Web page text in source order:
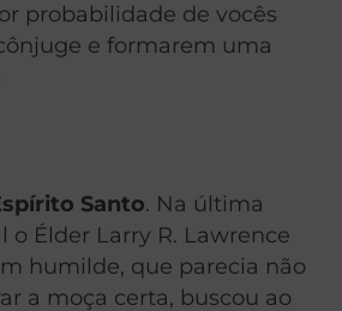
probabilidade de vocês
e formarem uma
Santo. Na última
o Élder Larry R. Lawrence
humilde, que parecia não
a moça certa, buscou ao